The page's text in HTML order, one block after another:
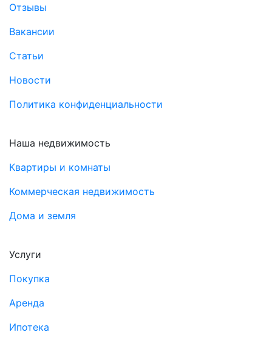
Отзывы
Вакансии
Статьи
Новости
Политика конфиденциальности
Наша недвижимость
Квартиры и комнаты
Коммерческая недвижимость
Дома и земля
Услуги
Покупка
Аренда
Ипотека